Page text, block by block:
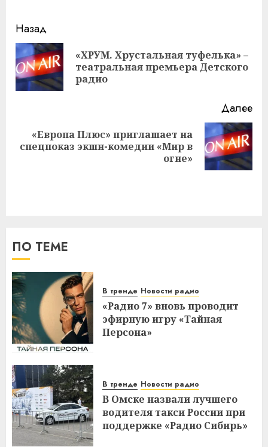
Навигация
записи
Назад
«ХРУМ. Хрустальная туфелька» –
театральная премьера Детского
радио
Далее
Следующая
«Европа Плюс» приглашает на
спецпоказ экшн-комедии «Мир в
огне»
ПО ТЕМЕ
В тренде Новости радио
«Радио 7» вновь проводит
эфирную игру «Тайная
Персона»
В тренде Новости радио
В Омске назвали лучшего
водителя такси России при
поддержке «Радио Сибирь»